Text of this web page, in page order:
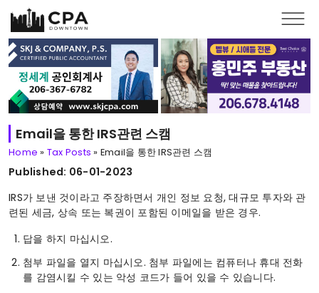
Skip to main content
Email을 통한 IRS관련 스캠
Home » Tax Posts » Email을 통한 IRS관련 스캠
Published: 06-01-2023
IRS가 보낸 것이라고 주장하면서 개인 정보 요청, 대규모 투자와 관
련된 세금, 상속 또는 복권이 포함된 이메일을 받은 경우.
답을 하지 마십시오.
첨부 파일을 열지 마십시오. 첨부 파일에는 컴퓨터나 휴대 전화
를 감염시킬 수 있는 악성 코드가 들어 있을 수 있습니다.